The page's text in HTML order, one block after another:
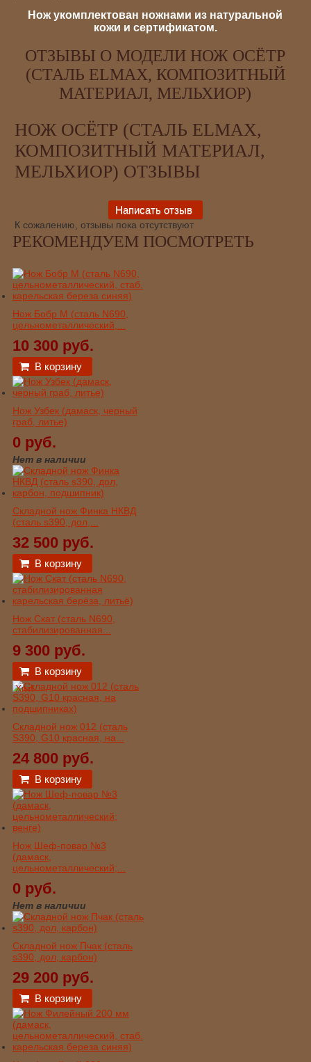
Нож укомплектован ножнами из натуральной
кожи и сертификатом.
ОТЗЫВЫ О МОДЕЛИ НОЖ ОСЁТР
(СТАЛЬ ELMAX, КОМПОЗИТНЫЙ
МАТЕРИАЛ, МЕЛЬХИОР)
НОЖ ОСЁТР (СТАЛЬ ELMAX,
КОМПОЗИТНЫЙ МАТЕРИАЛ,
МЕЛЬХИОР) ОТЗЫВЫ
К сожалению, отзывы пока отсутствуют
РЕКОМЕНДУЕМ ПОСМОТРЕТЬ
Нож Бобр М (сталь N690,
цельнометаллический,...
10 300 руб.
В корзину
Нож Узбек (дамаск, черный
граб, литье)
0 руб.
Нет в наличии
Складной нож Финка НКВД
(сталь s390, дол,...
32 500 руб.
В корзину
Нож Скат (сталь N690,
стабилизированная...
9 300 руб.
В корзину
Хит!
Складной нож 012 (сталь
S390, G10 красная, на...
24 800 руб.
В корзину
Нож Шеф-повар №3
(дамаск,
цельнометаллический;...
0 руб.
Нет в наличии
Складной нож Пчак (сталь
s390, дол, карбон)
29 200 руб.
В корзину